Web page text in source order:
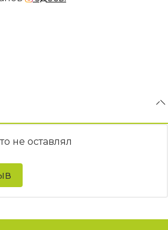
не оставлял